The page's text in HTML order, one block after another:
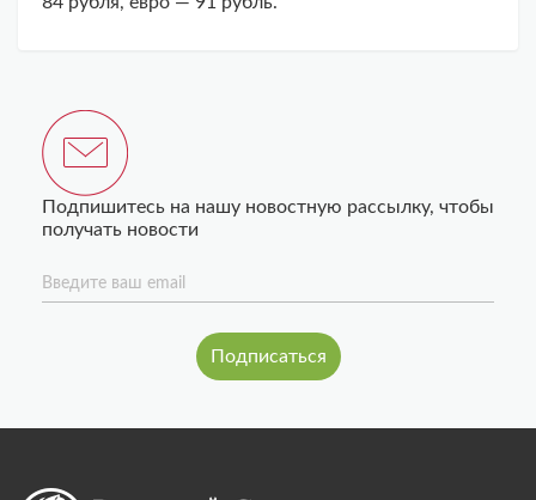
Подпишитесь на нашу новостную рассылку, чтобы
получать новости
Введите ваш email